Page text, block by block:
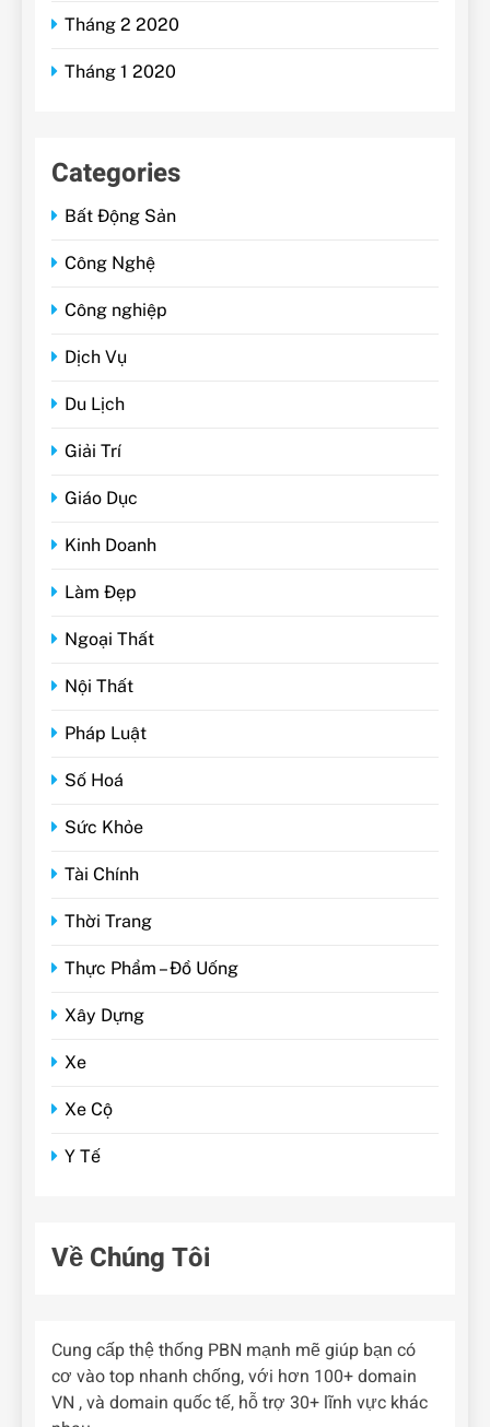
Tháng 2 2020
Tháng 1 2020
Categories
Bất Động Sản
Công Nghệ
Công nghiệp
Dịch Vụ
Du Lịch
Giải Trí
Giáo Dục
Kinh Doanh
Làm Đẹp
Ngoại Thất
Nội Thất
Pháp Luật
Số Hoá
Sức Khỏe
Tài Chính
Thời Trang
Thực Phẩm – Đồ Uống
Xây Dựng
Xe
Xe Cộ
Y Tế
Về Chúng Tôi
Cung cấp thệ thống PBN mạnh mẽ giúp bạn có
cơ vào top nhanh chống, với hơn 100+ domain
VN , và domain quốc tế, hỗ trợ 30+ lĩnh vực khác